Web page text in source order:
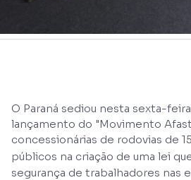
O Paraná sediou nesta sexta-
lançamento do "Movimento
concessionárias de rodovias de
públicos na criação de uma lei
segurança de trabalhadores nas